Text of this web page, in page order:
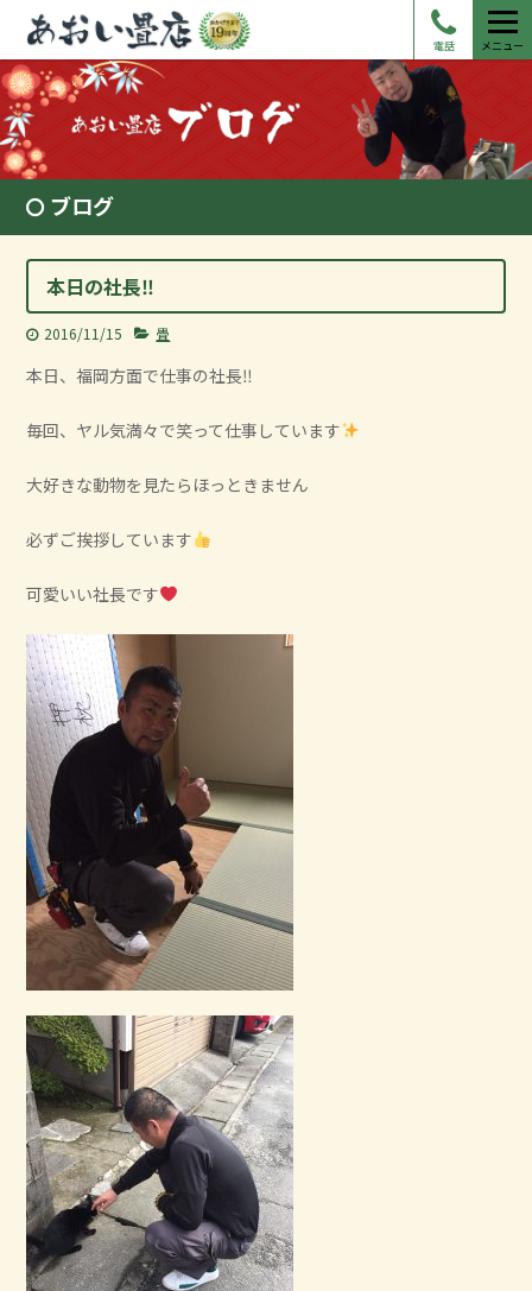
電話 メニュー
ブログ
本日の社長‼
2016/11/15 畳
本日、福岡方面で仕事の社長‼
毎回、ヤル気満々で笑って仕事しています
大好きな動物を見たらほっときません
必ずご挨拶しています
可愛いい社長です